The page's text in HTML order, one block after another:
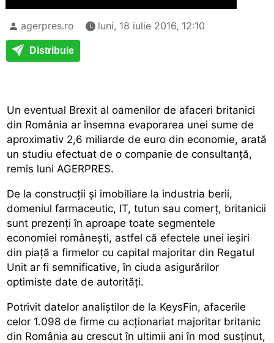
agerpres.ro luni, 18 iulie 2016, 12:10
Distribuie
Un eventual Brexit al oamenilor de afaceri britanici
din România ar însemna evaporarea unei sume de
aproximativ 2,6 miliarde de euro din economie, arată
un studiu efectuat de o companie de consultanță,
remis luni AGERPRES.
De la construcții și imobiliare la industria berii,
domeniul farmaceutic, IT, tutun sau comerț, britanicii
sunt prezenți în aproape toate segmentele
economiei românești, astfel că efectele unei ieșiri
din piață a firmelor cu capital majoritar din Regatul
Unit ar fi semnificative, în ciuda asigurărilor
optimiste date de autorități.
Potrivit datelor analiștilor de la KeysFin, afacerile
celor 1.098 de firme cu acționariat majoritar britanic
din România au crescut în ultimii ani în mod susținut,